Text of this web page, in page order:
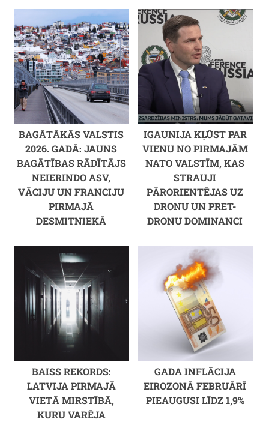
BAGĀTĀKĀS VALSTIS
2026. GADĀ: JAUNS
BAGĀTĪBAS RĀDĪTĀJS
NEIERINDO ASV,
VĀCIJU UN FRANCIJU
PIRMAJĀ
DESMITNIEKĀ
IGAUNIJA KĻŪST PAR
VIENU NO PIRMAJĀM
NATO VALSTĪM, KAS
STRAUJI
PĀRORIENTĒJAS UZ
DRONU UN PRET-
DRONU DOMINANCI
BAISS REKORDS:
LATVIJA PIRMAJĀ
VIETĀ MIRSTĪBĀ,
KURU VARĒJA
GADA INFLĀCIJA
EIROZONĀ FEBRUĀRĪ
PIEAUGUSI LĪDZ 1,9%